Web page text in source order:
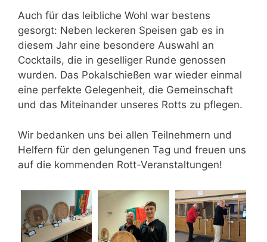
Auch für das leibliche Wohl war bestens
gesorgt: Neben leckeren Speisen gab es in
diesem Jahr eine besondere Auswahl an
Cocktails, die in geselliger Runde genossen
wurden. Das Pokalschießen war wieder einmal
eine perfekte Gelegenheit, die Gemeinschaft
und das Miteinander unseres Rotts zu pflegen.
Wir bedanken uns bei allen Teilnehmern und
Helfern für den gelungenen Tag und freuen uns
auf die kommenden Rott-Veranstaltungen!